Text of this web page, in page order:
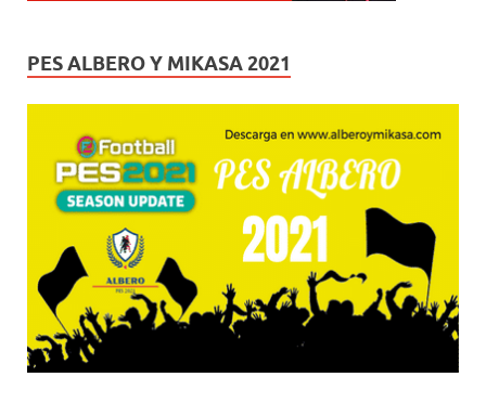
PES ALBERO Y MIKASA 2021